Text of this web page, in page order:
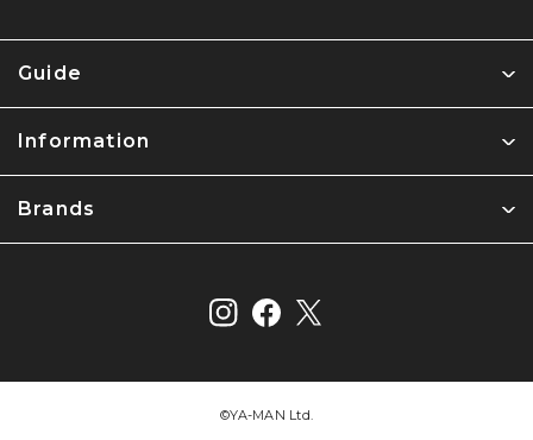
Guide
Information
Brands
©︎YA-MAN Ltd.